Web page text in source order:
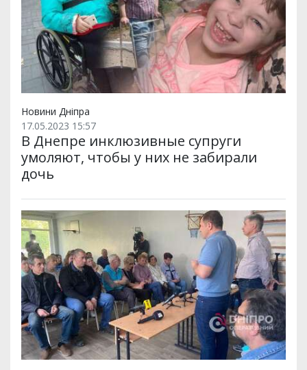
Новини Дніпра
17.05.2023 15:57
В Днепре инклюзивные супруги
умоляют, чтобы у них не забирали
дочь